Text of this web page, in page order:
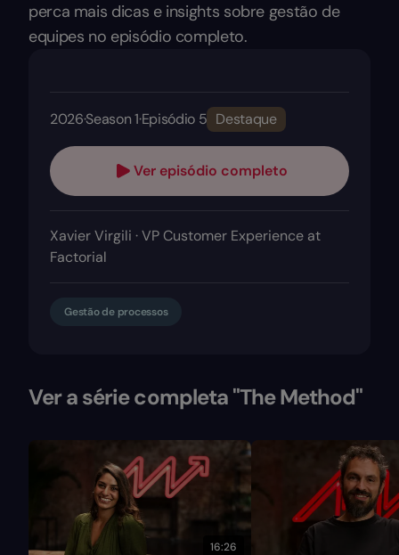
perca mais dicas e insights sobre gestão de
equipes no episódio completo.
2026·Season 1·Episódio 5 Destaque
Ver episódio completo
Xavier Virgili · VP Customer Experience at
Factorial
Gestão de processos
Ver a série completa "The Method"
16:26